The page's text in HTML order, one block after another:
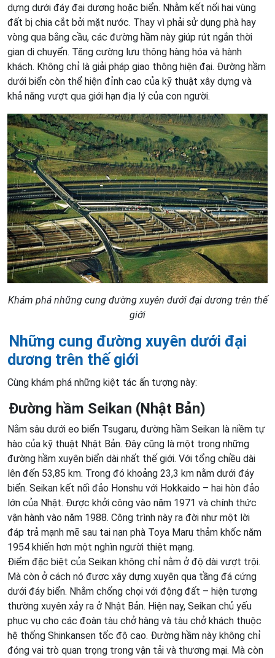
dựng dưới đáy đại dương hoặc biển. Nhằm kết nối hai vùng
đất bị chia cắt bởi mặt nước. Thay vì phải sử dụng phà hay
vòng qua bằng cầu, các đường hầm này giúp rút ngắn thời
gian di chuyển. Tăng cường lưu thông hàng hóa và hành
khách. Không chỉ là giải pháp giao thông hiện đại. Đường hầm
dưới biển còn thể hiện đỉnh cao của kỹ thuật xây dựng và
khả năng vượt qua giới hạn địa lý của con người.
Khám phá những cung đường xuyên dưới đại dương trên thế
giới
Những cung đường xuyên dưới đại
dương trên thế giới
Cùng khám phá những kiệt tác ấn tượng này:
Đường hầm Seikan (Nhật Bản)
Nằm sâu dưới eo biển Tsugaru, đường hầm Seikan là niềm tự
hào của kỹ thuật Nhật Bản. Đây cũng là một trong những
đường hầm xuyên biển dài nhất thế giới. Với tổng chiều dài
lên đến 53,85 km. Trong đó khoảng 23,3 km nằm dưới đáy
biển. Seikan kết nối đảo Honshu với Hokkaido – hai hòn đảo
lớn của Nhật. Được khởi công vào năm 1971 và chính thức
vận hành vào năm 1988. Công trình này ra đời như một lời
đáp trả mạnh mẽ sau tai nạn phà Toya Maru thảm khốc năm
1954 khiến hơn một nghìn người thiệt mạng.
Điểm đặc biệt của Seikan không chỉ nằm ở độ dài vượt trội.
Mà còn ở cách nó được xây dựng xuyên qua tầng đá cứng
dưới đáy biển. Nhằm chống chọi với động đất – hiện tượng
thường xuyên xảy ra ở Nhật Bản. Hiện nay, Seikan chủ yếu
phục vụ cho các đoàn tàu chở hàng và tàu chở khách thuộc
hệ thống Shinkansen tốc độ cao. Đường hầm này không chỉ
đóng vai trò quan trọng trong vận tải và thương mại. Mà còn